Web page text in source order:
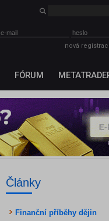
nová
FÓRUM
Články
Finanční příběhy dějin